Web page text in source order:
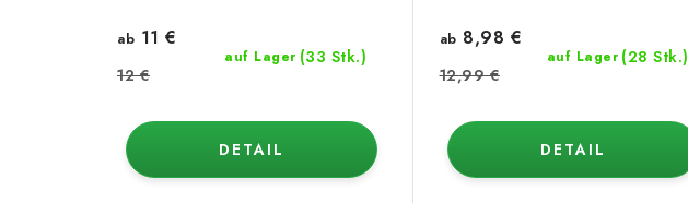
auf Lager (33 Stk.)
ab 11 €
12 €
DETAIL
auf Lager (28 Stk.)
ab 8,98 €
12,99 €
DETAIL